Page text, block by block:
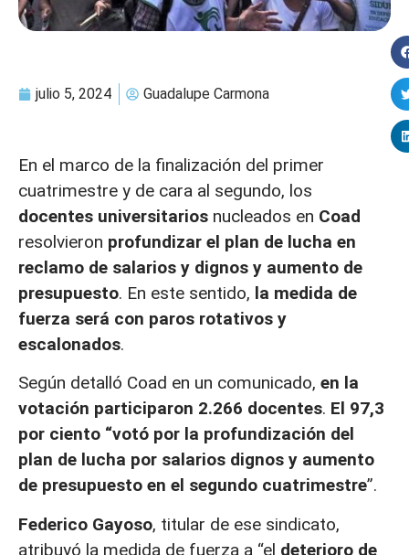
julio 5, 2024 Guadalupe Carmona
En el marco de la finalización del primer
cuatrimestre y de cara al segundo, los
docentes universitarios nucleados en Coad
resolvieron profundizar el plan de lucha en
reclamo de salarios y dignos y aumento de
presupuesto. En este sentido, la medida de
fuerza será con paros rotativos y
escalonados.
Según detalló Coad en un comunicado, en la
votación participaron 2.266 docentes. El 97,3
por ciento “votó por la profundización del
plan de lucha por salarios dignos y aumento
de presupuesto en el segundo cuatrimestre”.
Federico Gayoso, titular de ese sindicato,
atribuyó la medida de fuerza a “el deterioro de